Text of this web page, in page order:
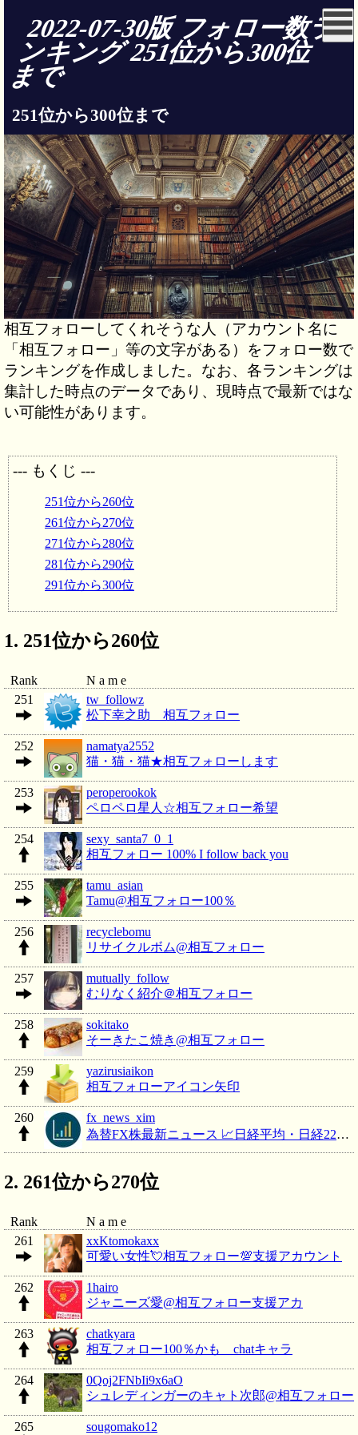
2022-07-30版 フォロー数ラ
ンキング 251位から300位
まで
251位から300位まで
相互フォローしてくれそうな人（アカウント名に
「相互フォロー」等の文字がある）をフォロー数で
ランキングを作成しました。なお、各ランキングは
集計した時点のデータであり、現時点で最新ではな
い可能性があります。
--- もくじ ---
251位から260位
261位から270位
271位から280位
281位から290位
291位から300位
251位から260位
Rank
N a m e
251
tw_followz
松下幸之助 相互フォロー
252
namatya2552
猫・猫・猫★相互フォローします
253
peroperookok
ペロペロ星人☆相互フォロー希望
254
sexy_santa7_0_1
相互フォロー 100% I follow back you
255
tamu_asian
Tamu@相互フォロー100％
256
recyclebomu
リサイクルボム@相互フォロー
257
mutually_follow
むりなく紹介＠相互フォロー
258
sokitako
そーきたこ焼き@相互フォロー
259
yazirusiaikon
相互フォローアイコン矢印
260
fx_news_xim
為替FX株最新ニュース 📈日経平均・日経225先物・ダウ平均・ダウ先物📉 @相互フォロー
261位から270位
Rank
N a m e
261
xxKtomokaxx
可愛い女性💘相互フォロー💯支援アカウント
262
1hairo
ジャニーズ愛@相互フォロー支援アカ
263
chatkyara
相互フォロー100％かも chatキャラ
264
0Qoj2FNbIi9x6aO
シュレディンガーのキャト次郎@相互フォロー
265
sougomako12